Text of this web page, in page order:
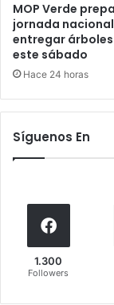
MOP Verde
jornada
entregar
este sábado
Hace 24 horas
Síguenos En
1.300
Followers